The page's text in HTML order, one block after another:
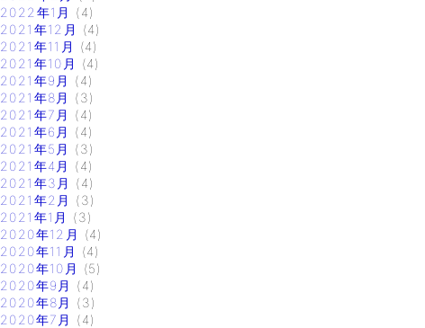
2022年1月
(4)
2021年12月
(4)
2021年11月
(4)
2021年10月
(4)
2021年9月
(4)
2021年8月
(3)
2021年7月
(4)
2021年6月
(4)
2021年5月
(3)
2021年4月
(4)
2021年3月
(4)
2021年2月
(3)
2021年1月
(3)
2020年12月
(4)
2020年11月
(4)
2020年10月
(5)
2020年9月
(4)
2020年8月
(3)
2020年7月
(4)